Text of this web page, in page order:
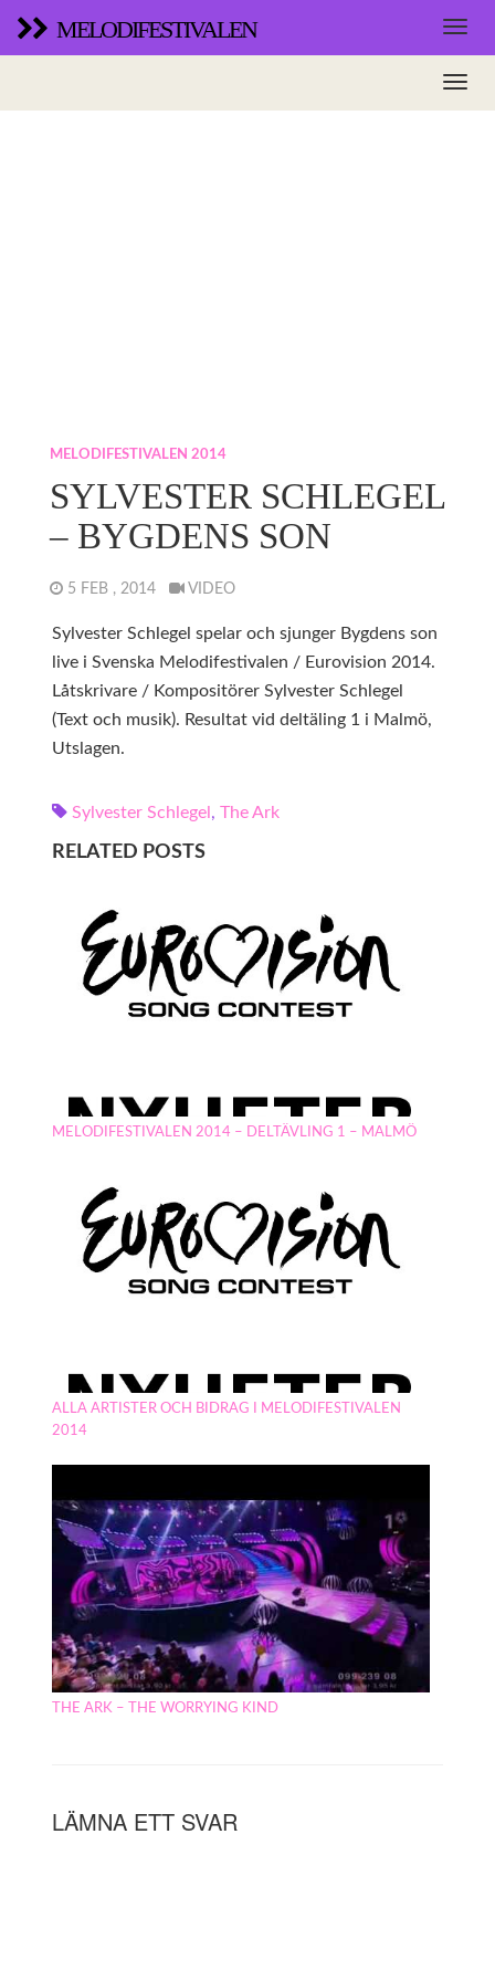
MELODIFESTIVALEN
MELODIFESTIVALEN 2014
SYLVESTER SCHLEGEL
– BYGDENS SON
5 FEB , 2014 VIDEO
Sylvester Schlegel spelar och sjunger Bygdens son
live i Svenska Melodifestivalen / Eurovision 2014.
Låtskrivare / Kompositörer Sylvester Schlegel
(Text och musik). Resultat vid deltäling 1 i Malmö,
Utslagen.
Sylvester Schlegel , The Ark
RELATED POSTS
MELODIFESTIVALEN 2014 – DELTÄVLING 1 – MALMÖ
ALLA ARTISTER OCH BIDRAG I MELODIFESTIVALEN
2014
THE ARK – THE WORRYING KIND
LÄMNA ETT SVAR